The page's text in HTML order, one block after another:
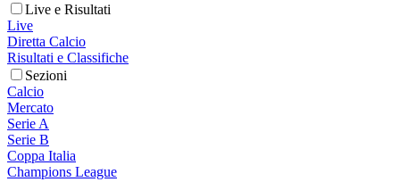
Live e Risultati
Live
Diretta Calcio
Risultati e Classifiche
Sezioni
Calcio
Mercato
Serie A
Serie B
Coppa Italia
Champions League